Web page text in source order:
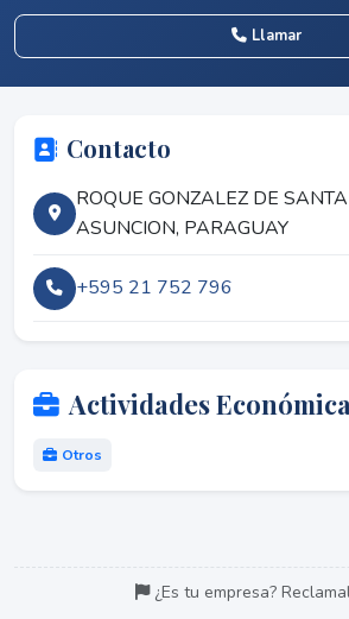
Llamar
Contacto
ROQUE GONZALEZ DE
ASUNCION, PARAGUAY
+595 21 752 796
Actividades
Otros
¿Es tu empresa?